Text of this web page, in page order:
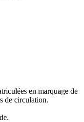
en marquage de
de circulation.